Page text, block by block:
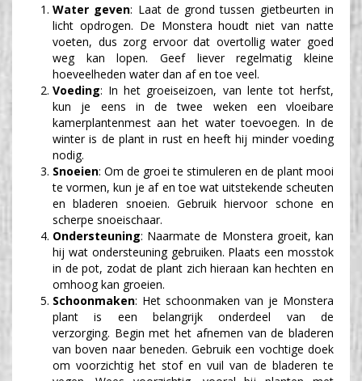
Water geven: Laat de grond tussen gietbeurten in
licht opdrogen. De Monstera houdt niet van natte
voeten, dus zorg ervoor dat overtollig water goed
weg kan lopen. Geef liever regelmatig kleine
hoeveelheden water dan af en toe veel.
Voeding: In het groeiseizoen, van lente tot herfst,
kun je eens in de twee weken een vloeibare
kamerplantenmest aan het water toevoegen. In de
winter is de plant in rust en heeft hij minder voeding
nodig.
Snoeien: Om de groei te stimuleren en de plant mooi
te vormen, kun je af en toe wat uitstekende scheuten
en bladeren snoeien. Gebruik hiervoor schone en
scherpe snoeischaar.
Ondersteuning: Naarmate de Monstera groeit, kan
hij wat ondersteuning gebruiken. Plaats een mosstok
in de pot, zodat de plant zich hieraan kan hechten en
omhoog kan groeien.
Schoonmaken: Het schoonmaken van je Monstera
plant is een belangrijk onderdeel van de
verzorging. Begin met het afnemen van de bladeren
van boven naar beneden. Gebruik een vochtige doek
om voorzichtig het stof en vuil van de bladeren te